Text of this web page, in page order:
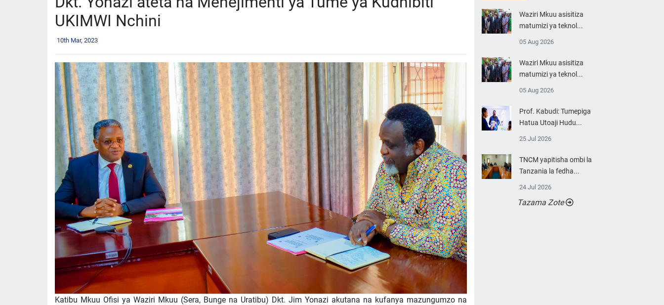
UKIMWI Nchini
10th Mar, 2023
Katibu Mkuu Ofisi ya Waziri Mkuu (Sera, Bunge na Uratibu) Dkt. Jim Yonazi akutana na kufanya mazungumzo na
Waziri Mkuu asisitiza
matumizi ya teknol...
05 Aug 2026
Waziri Mkuu asisitiza
matumizi ya teknol...
05 Aug 2026
Prof. Kabudi: Tumepiga
Hatua Utoaji Hudu...
25 Jul 2026
TNCM yapitisha ombi la
Tanzania la fedha...
24 Jul 2026
Tazama Zote